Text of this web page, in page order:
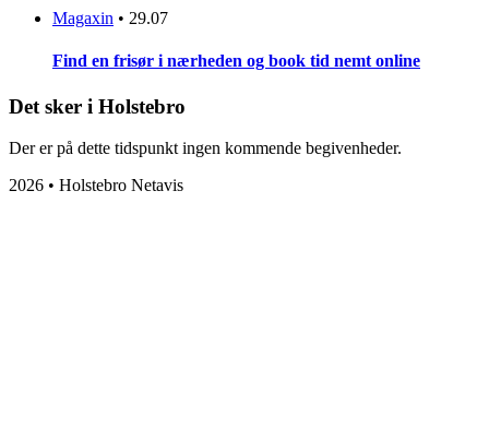
Magaxin • 29.07
Find en frisør i nærheden og book tid nemt online
Det sker i Holstebro
Der er på dette tidspunkt ingen kommende begivenheder.
2026 • Holstebro Netavis